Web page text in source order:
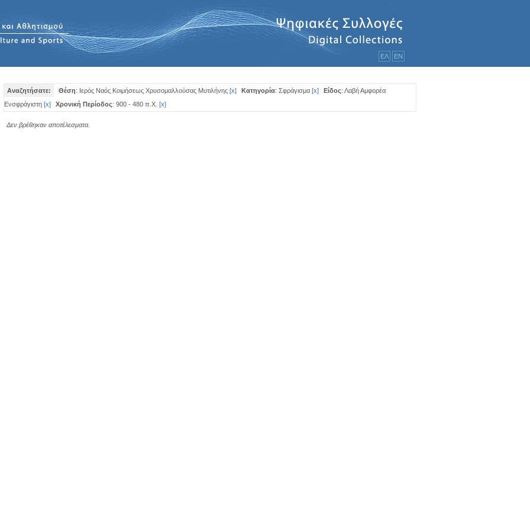
ΕΛ ΕΝ
Αναζητήσατε: Θέση: Ιερός Ναός Κοιμήσεως Χρυσομαλλούσας Μυτιλήνης [x] Κατηγορία: Σφράγισμα [x] Είδος: Λαβή Αμφορέα
Ενσφράγιστη [x] Χρονική Περίοδος: 900 - 480 π.Χ. [x]
Δεν βρέθηκαν αποτέλεσματα.